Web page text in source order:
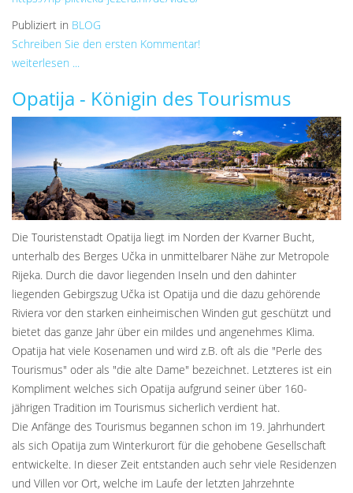
Publiziert in BLOG
Schreiben Sie den ersten Kommentar!
weiterlesen ...
Opatija - Königin des Tourismus
Die Touristenstadt Opatija liegt im Norden der Kvarner Bucht,
unterhalb des Berges Učka in unmittelbarer Nähe zur Metropole
Rijeka. Durch die davor liegenden Inseln und den dahinter
liegenden Gebirgszug Učka ist Opatija und die dazu gehörende
Riviera vor den starken einheimischen Winden gut geschützt und
bietet das ganze Jahr über ein mildes und angenehmes Klima.
Opatija hat viele Kosenamen und wird z.B. oft als die "Perle des
Tourismus" oder als "die alte Dame" bezeichnet. Letzteres ist ein
Kompliment welches sich Opatija aufgrund seiner über 160-
jährigen Tradition im Tourismus sicherlich verdient hat.
Die Anfänge des Tourismus begannen schon im 19. Jahrhundert
als sich Opatija zum Winterkurort für die gehobene Gesellschaft
entwickelte. In dieser Zeit entstanden auch sehr viele Residenzen
und Villen vor Ort, welche im Laufe der letzten Jahrzehnte